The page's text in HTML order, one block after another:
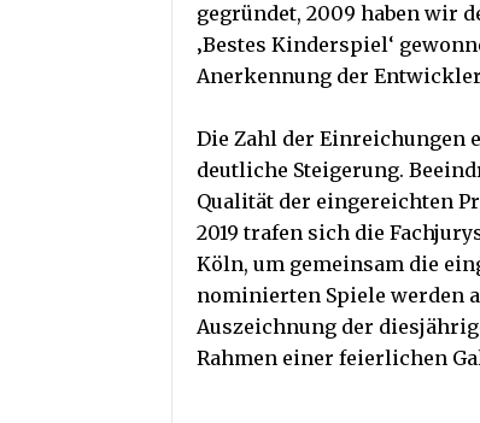
gegründet, 2009 haben wir
‚Bestes Kinderspiel‘
Anerkennung der
Die Zahl der Einreichungen
deutliche Steigerung.
Qualität der eingereichten
2019 trafen sich die
Köln, um gemeinsam die
nominierten Spiele werden
Auszeichnung der
Rahmen einer feierlichen